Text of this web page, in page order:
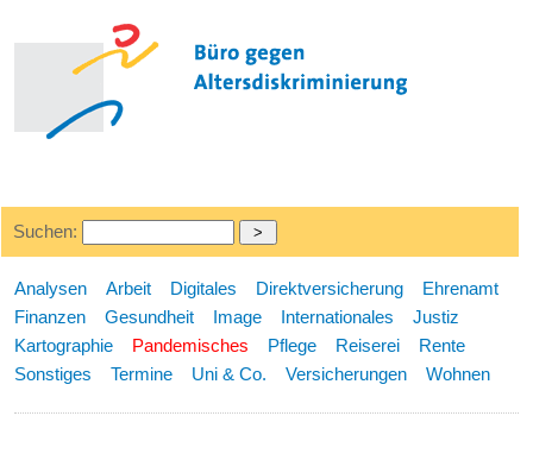
Suchen:
Analysen Arbeit Digitales Direktversicherung
Ehrenamt
Finanzen
Gesundheit Image Internationales
Justiz
Kartographie
Pandemisches Pflege Reiserei
Rente
Sonstiges
Termine Uni & Co. Versicherungen Wohnen